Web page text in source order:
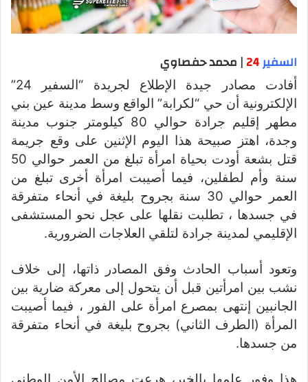
السفير24| محمد حفصاوي
أفادت مصادر جيدة الإطلاع لجريدة “السفير 24”
الإلكترونية أن حي “لكرابة” الواقع وسط مدينة عين بني
مطهر إقليم جرادة حوالي 80 كيلومتر جنوب مدينة
وجدة، اهتز صبيحة هذا اليوم الإثنين على وقع جريمة
قتل بشعة أودت بحياة امرأة تبلغ من العمر حوالي 50
سنة وأم لطفلين، فيما أصيبت امرأة أخرى تبلغ من
العمر حوالي 30 سنة بجروح بليغة في أنحاء متفرقة
في جسدها ، تطلبت نقلها على عجل نحو المستشفى
الإقليمي لمدينة جرادة لتلقي العلاجات الضرورية.
وتعود أسباب الحادث وفق المصادر ذاتها، إلى خلاف
نشب بين امرأتين قبل أن يتحول إلى معركة ضارية بين
الجانبين إنتهى بمصرع امرأة على الفور ، فيما أصيبت
المرأة (الطرف الثاني) بجروح بليغة في أنحاء متفرقة
من جسدها.
هذا وفور علمها بالخبر، هرعت مصالح الأمن الوطني